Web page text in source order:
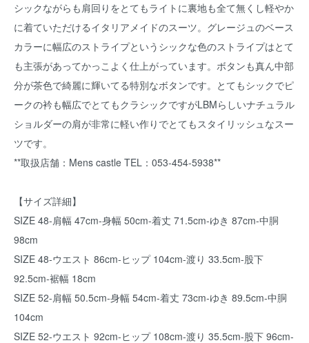
シックながらも肩回りをとてもライトに裏地も全て無くし軽やか
に着ていただけるイタリアメイドのスーツ。グレージュのベース
カラーに幅広のストライプというシックな色のストライプはとて
も主張があってかっこよく仕上がっています。ボタンも真ん中部
分が茶色で綺麗に輝いてる特別なボタンです。とてもシックでピ
ークの衿も幅広でとてもクラシックですがLBMらしいナチュラル
ショルダーの肩が非常に軽い作りでとてもスタイリッシュなスー
ツです。
**取扱店舗：Mens castle TEL：053-454-5938**
【サイズ詳細】
SIZE 48-肩幅 47cm-身幅 50cm-着丈 71.5cm-ゆき 87cm-中胴
98cm
SIZE 48-ウエスト 86cm-ヒップ 104cm-渡り 33.5cm-股下
92.5cm-裾幅 18cm
SIZE 52-肩幅 50.5cm-身幅 54cm-着丈 73cm-ゆき 89.5cm-中胴
104cm
SIZE 52-ウエスト 92cm-ヒップ 108cm-渡り 35.5cm-股下 96cm-